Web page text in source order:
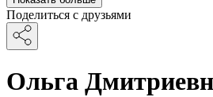
Поделиться с друзьями
Ольга